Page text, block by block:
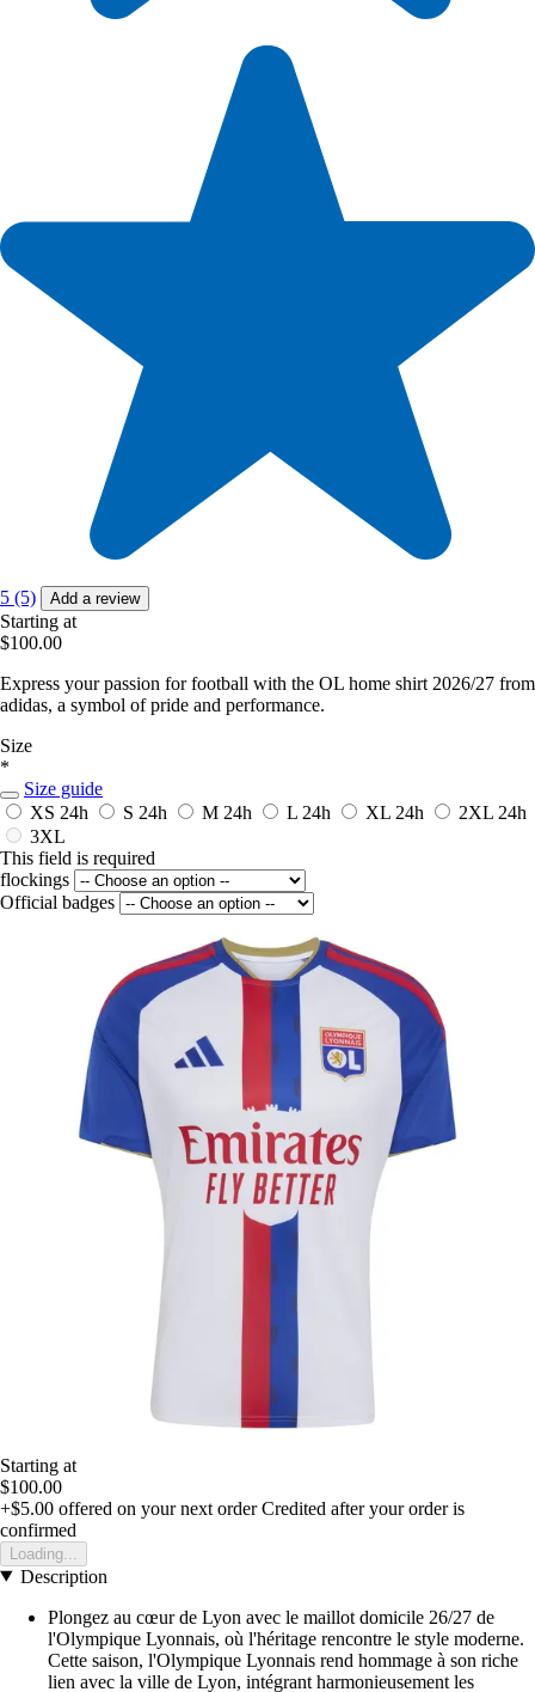
5 (5) Add a review
Starting at
$100.00
Express your passion for football with the OL home shirt 2026/27 from
adidas, a symbol of pride and performance.
Size
*
Size guide
XS 24h S 24h M 24h L 24h XL 24h 2XL 24h
3XL
This field is required
flockings
Official badges
Starting at
$100.00
+$5.00 offered on your next order Credited after your order is
confirmed
Loading...
Description
Plongez au cœur de Lyon avec le maillot domicile 26/27 de
l'Olympique Lyonnais, où l'héritage rencontre le style moderne.
Cette saison, l'Olympique Lyonnais rend hommage à son riche
lien avec la ville de Lyon, intégrant harmonieusement les